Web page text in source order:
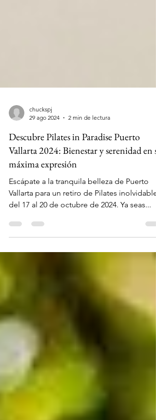
chuckspj
29 ago 2024
2 min de lectura
Descubre Pilates in Paradise Puerto
Vallarta 2024: Bienestar y serenidad en su
máxima expresión
Escápate a la tranquila belleza de Puerto
Vallarta para un retiro de Pilates inolvidable